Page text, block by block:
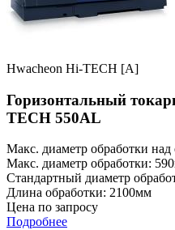
Hwacheon Hi-TECH [A]
Горизонтальный
TECH 550AL
Макс. диаметр обработки
Макс. диаметр обработки:
Стандартный диаметр
Длина обработки: 2100мм
Цена по запросу
Подробнее